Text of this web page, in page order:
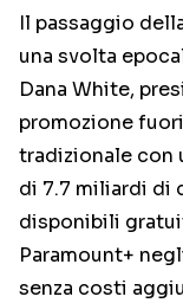
Il passaggio
una svolta
Dana White,
promozione
tradizionale con
di 7.7 miliardi di
disponibili
Paramount+
senza costi